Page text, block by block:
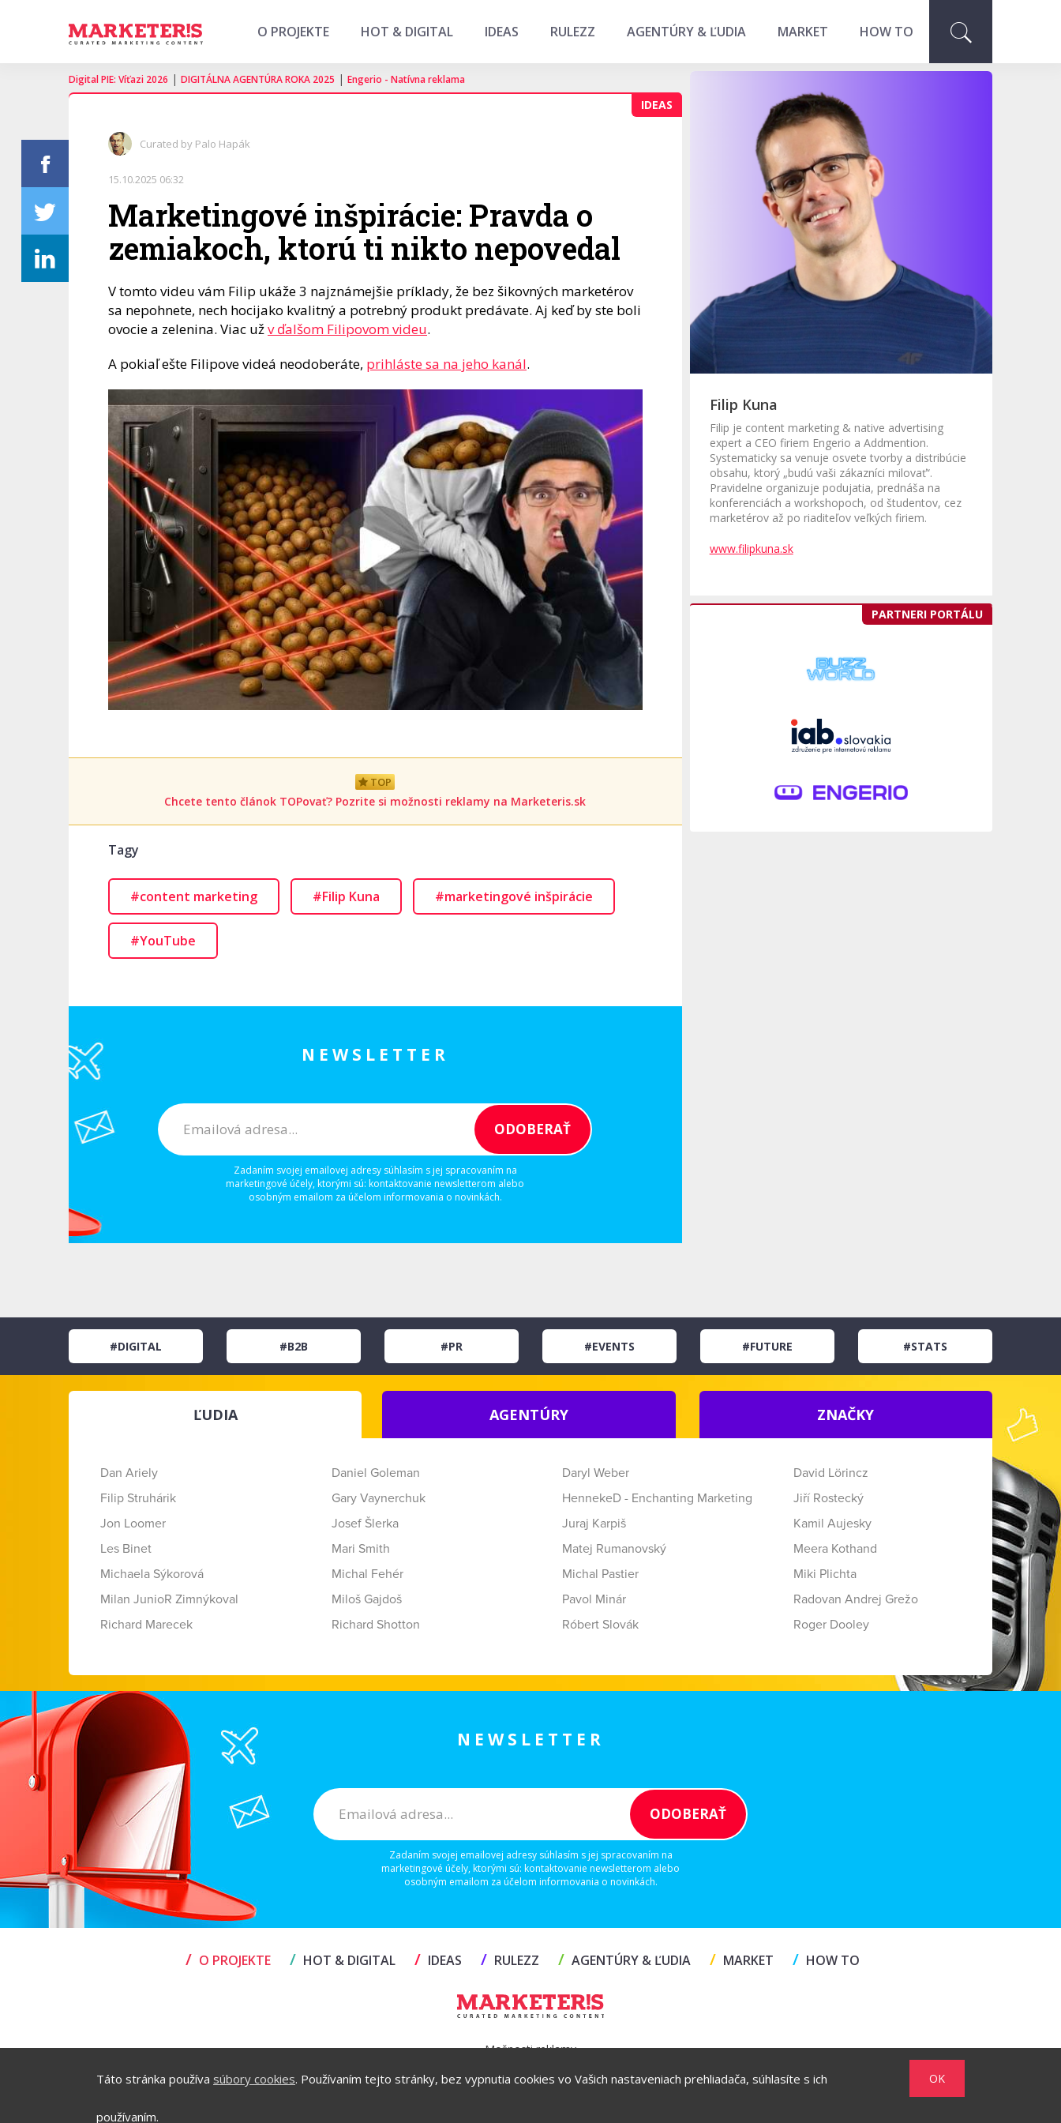
Táto stránka používa súbory cookies. Používaním tejto stránky, bez vypnutia cookies vo Vašich nastaveniach prehliadača, súhlasíte s ich
používaním.
OK
O PROJEKTE HOT & DIGITAL IDEAS RULEZZ AGENTÚRY & ĽUDIA MARKET HOW TO
Digital PIE: Víťazi 2026 | DIGITÁLNA AGENTÚRA ROKA 2025 | Engerio - Natívna reklama
IDEAS
Curated by Palo Hapák
15.10.2025 06:32
Marketingové inšpirácie: Pravda o
zemiakoch, ktorú ti nikto nepovedal
V tomto videu vám Filip ukáže 3 najznámejšie príklady, že bez šikovných marketérov
sa nepohnete, nech hocijako kvalitný a potrebný produkt predávate. Aj keď by ste boli
ovocie a zelenina. Viac užv ďalšom Filipovom videu.
A pokiaľ ešte Filipove videá neodoberáte, prihláste sa na jeho kanál.
TOP
Chcete tento článok TOPovať? Pozrite si možnosti reklamy na Marketeris.sk
Tagy
#content marketing #Filip Kuna #marketingové inšpirácie
#YouTube
NEWSLETTER
Zadaním svojej emailovej adresy súhlasím s jej spracovaním na
marketingové účely, ktorými sú: kontaktovanie newsletterom alebo
osobným emailom za účelom informovania o novinkách.
Filip Kuna
Filip je content marketing & native advertising
expert a CEO firiem Engerio a Addmention.
Systematicky sa venuje osvete tvorby a distribúcie
obsahu, ktorý „budú vaši zákazníci milovať“.
Pravidelne organizuje podujatia, prednáša na
konferenciách a workshopoch, od študentov, cez
marketérov až po riaditeľov veľkých firiem.
www.filipkuna.sk
PARTNERI PORTÁLU
#DIGITAL #B2B #PR #EVENTS #FUTURE #STATS
ĽUDIA AGENTÚRY ZNAČKY
Dan Ariely Daniel Goleman Daryl Weber
David Lörincz
Filip Struhárik
Gary Vaynerchuk HennekeD - Enchanting Marketing
Jiří Rostecký
Jon Loomer
Josef Šlerka Juraj Karpiš
Kamil Aujesky
Les Binet
Mari Smith Matej Rumanovský
Meera Kothand
Michaela Sýkorová
Michal Fehér Michal Pastier
Miki Plichta
Milan JunioR Zimnýkoval
Miloš Gajdoš Pavol Minár
Radovan Andrej Grežo
Richard Marecek
Richard Shotton Róbert Slovák Roger Dooley
NEWSLETTER
Zadaním svojej emailovej adresy súhlasím s jej spracovaním na
marketingové účely, ktorými sú: kontaktovanie newsletterom alebo
osobným emailom za účelom informovania o novinkách.
/ O PROJEKTE / HOT & DIGITAL / IDEAS / RULEZZ / AGENTÚRY & ĽUDIA / MARKET / HOW TO
Možnosti reklamy
Copyright© 2026 by TheMarketers.biz